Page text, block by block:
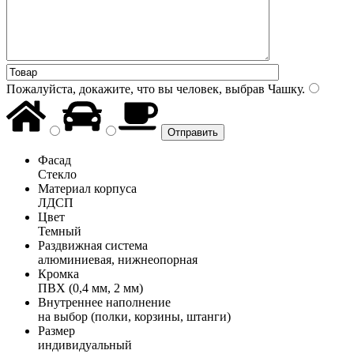
Пожалуйста, докажите, что вы человек, выбрав Чашку.
Фасад
Стекло
Материал корпуса
ЛДСП
Цвет
Темный
Раздвижная система
алюминиевая, нижнеопорная
Кромка
ПВХ (0,4 мм, 2 мм)
Внутреннее наполнение
на выбор (полки, корзины, штанги)
Размер
индивидуальный